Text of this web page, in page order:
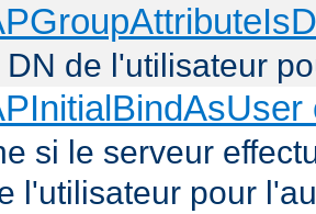
de l'utilisateur
si le serveur
l'utilisateur pour